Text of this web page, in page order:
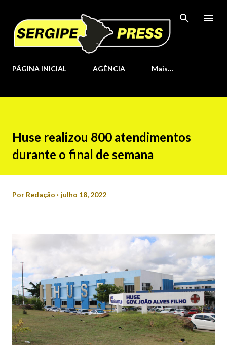
Pular para o conteúdo principal
PÁGINA INICIAL AGÊNCIA Mais…
Huse realizou 800 atendimentos
durante o final de semana
Por Redação julho 18, 2022